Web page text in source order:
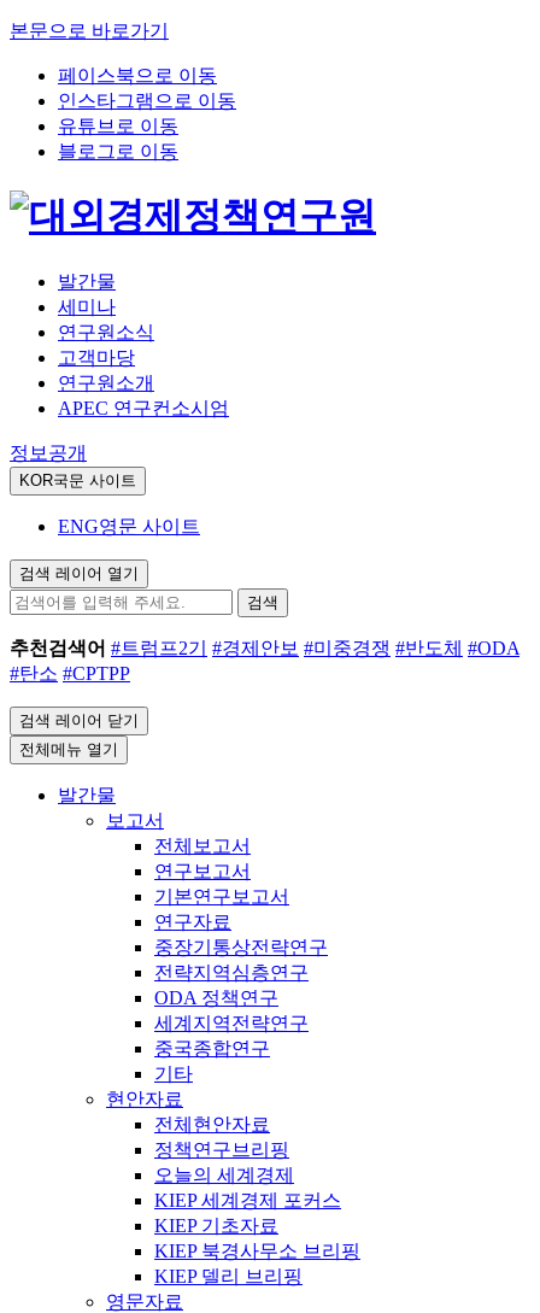
본문으로 바로가기
페이스북으로 이동
인스타그램으로 이동
유튜브로 이동
블로그로 이동
발간물
세미나
연구원소식
고객마당
연구원소개
APEC 연구컨소시엄
정보공개
KOR국문 사이트
ENG영문 사이트
검색 레이어 열기
검색
추천검색어 #트럼프2기 #경제안보 #미중경쟁 #반도체 #ODA
#탄소 #CPTPP
검색 레이어 닫기
전체메뉴 열기
발간물
보고서
전체보고서
연구보고서
기본연구보고서
연구자료
중장기통상전략연구
전략지역심층연구
ODA 정책연구
세계지역전략연구
중국종합연구
기타
현안자료
전체현안자료
정책연구브리핑
오늘의 세계경제
KIEP 세계경제 포커스
KIEP 기초자료
KIEP 북경사무소 브리핑
KIEP 델리 브리핑
영문자료